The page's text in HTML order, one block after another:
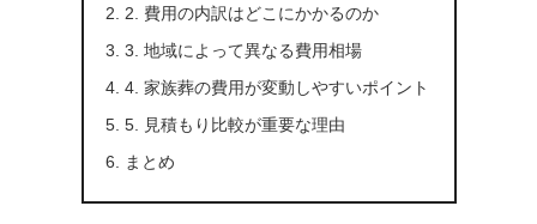
2. 費用の内訳はどこにかかるのか
3. 地域によって異なる費用相場
4. 家族葬の費用が変動しやすいポイント
5. 見積もり比較が重要な理由
まとめ